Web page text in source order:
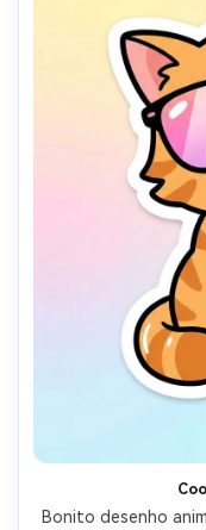
Bonito desenho